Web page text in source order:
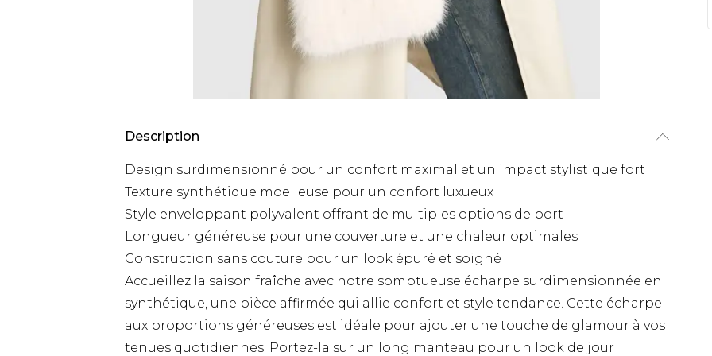
Description
Design surdimensionné pour un confort maximal et un impact stylistique fort
Texture synthétique moelleuse pour un confort luxueux
Style enveloppant polyvalent offrant de multiples options de port
Longueur généreuse pour une couverture et une chaleur optimales
Construction sans couture pour un look épuré et soigné
Accueillez la saison fraîche avec notre somptueuse écharpe surdimensionnée en
synthétique, une pièce affirmée qui allie confort et style tendance. Cette écharpe
aux proportions généreuses est idéale pour ajouter une touche de glamour à vos
tenues quotidiennes. Portez-la sur un long manteau pour un look de jour